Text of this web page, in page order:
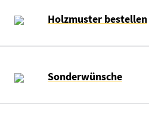
Holzmuster bestellen
Sonderwünsche